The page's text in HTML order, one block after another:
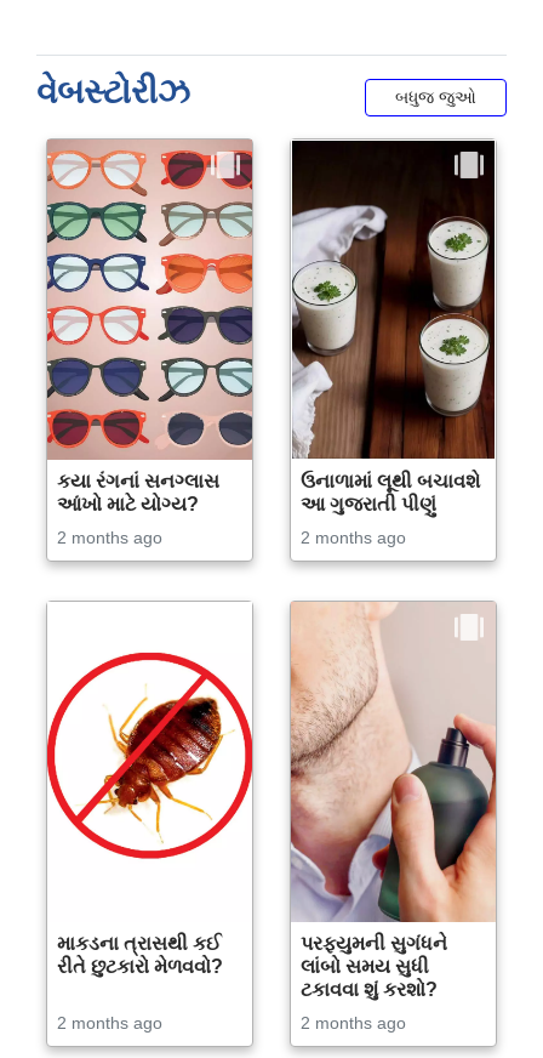
વેબસ્ટોરીઝ બધુજ જુઓ
કયા રંગનાં સનગ્લાસ
આંખો માટે યોગ્ય?
2 months ago
ઉનાળામાં લૂથી બચાવશે
આ ગુજરાતી પીણું
2 months ago
માકડના ત્રાસથી કઈ
રીતે છુટકારો મેળવવો?
2 months ago
પરફ્યુમની સુગંધને
લાંબો સમય સુધી
ટકાવવા શું કરશો?
2 months ago